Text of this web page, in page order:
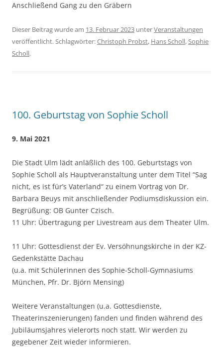
Anschließend Gang zu den Gräbern
Dieser Beitrag wurde am 13. Februar 2023 unterVeranstaltungen
veröffentlicht. Schlagwörter:Christoph Probst, Hans Scholl,Sophie
Scholl.
100. Geburtstag von Sophie Scholl
9. Mai 2021
Die Stadt Ulm lädt anläßlich des 100. Geburtstags von
Sophie Scholl als Hauptveranstaltung unter dem Titel “Sag
nicht, es ist für’s Vaterland“ zu einem Vortrag von Dr.
Barbara Beuys mit anschließender Podiumsdiskussion ein.
Begrüßung: OB Gunter Czisch.
11 Uhr: Übertragung per Livestream aus dem Theater Ulm.
11 Uhr: Gottesdienst der Ev. Versöhnungskirche in der KZ-
Gedenkstätte Dachau
(u.a. mit Schülerinnen des Sophie-Scholl-Gymnasiums
München, Pfr. Dr. Björn Mensing)
Weitere Veranstaltungen (u.a. Gottesdienste,
Theaterinszenierungen) fanden und finden während des
Jubiläumsjahres vielerorts noch statt. Wir werden zu
gegebener Zeit wieder informieren.